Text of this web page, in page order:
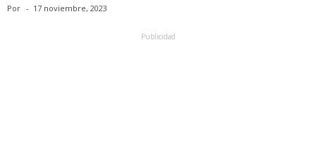
Por - 17 noviembre, 2023
Publicidad